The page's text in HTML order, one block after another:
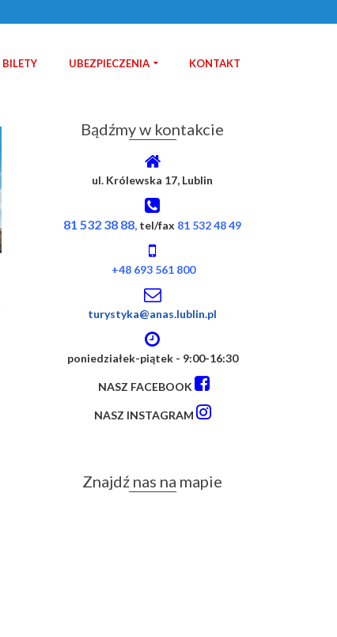
BILETY UBEZPIECZENIA KONTAKT
Bądźmy w kontakcie
ul. Królewska 17, Lublin
81 532 38 88, tel/fax 81 532 48 49
+48 693 561 800
turystyka@anas.lublin.pl
poniedziałek-piątek - 9:00-16:30
NASZ FACEBOOK
NASZ INSTAGRAM
Znajdź nas na mapie